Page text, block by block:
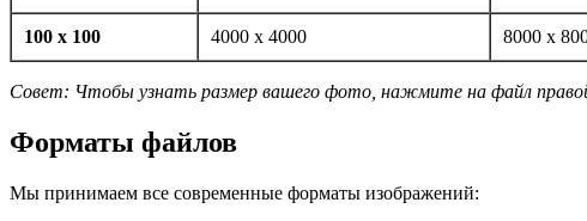
100 x 100 4000 x 4000 8000 x
Совет: Чтобы узнать размер вашего фото, нажмите на файл
Форматы файлов
Мы принимаем все современные форматы изображений: